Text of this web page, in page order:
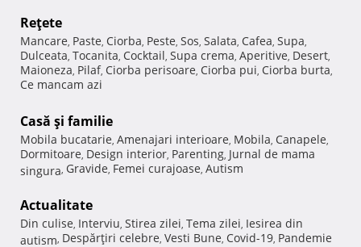
Reţete
Mancare, Paste, Ciorba, Peste, Sos, Salata, Cafea, Supa,
Dulceata, Tocanita, Cocktail, Supa crema, Aperitive, Desert,
Maioneza, Pilaf, Ciorba perisoare, Ciorba pui, Ciorba burta,
Ce mancam azi
Casă şi familie
Mobila bucatarie, Amenajari interioare, Mobila, Canapele,
Dormitoare, Design interior, Parenting, Jurnal de mama
singura, Gravide, Femei curajoase, Autism
Actualitate
Din culise, Interviu, Stirea zilei, Tema zilei, Iesirea din
autism, Despărţiri celebre, Vesti Bune, Covid-19, Pandemie